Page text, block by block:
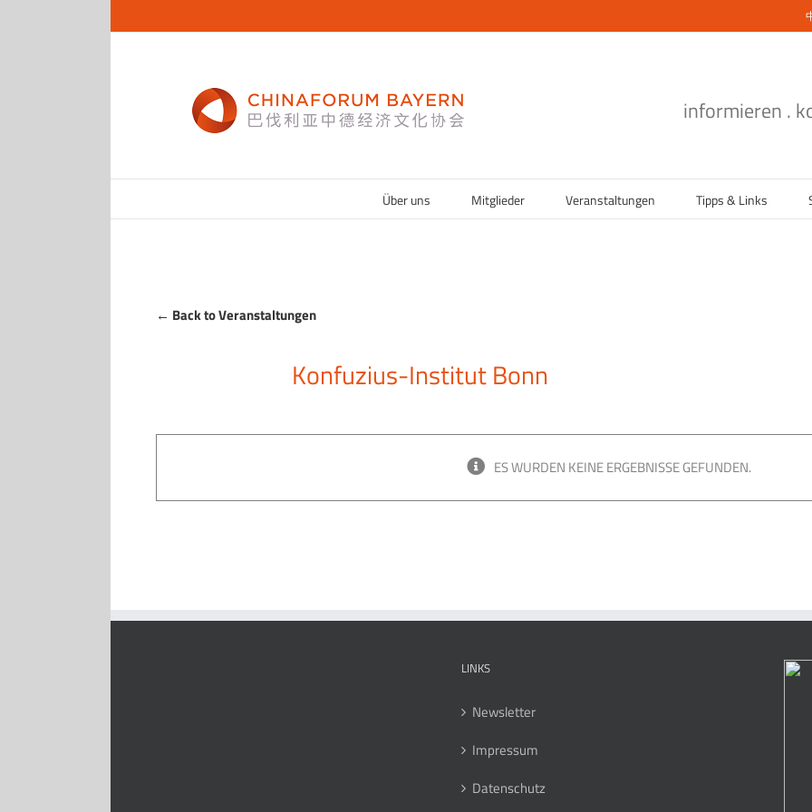
informieren .
Über uns Mitglieder Veranstaltungen Tipps & Links
← Back to Veranstaltungen
Konfuzius-Institut Bonn
ES WURDEN KEINE ERGEBNISSE GEFUNDEN.
LINKS
Newsletter
Impressum
Datenschutz